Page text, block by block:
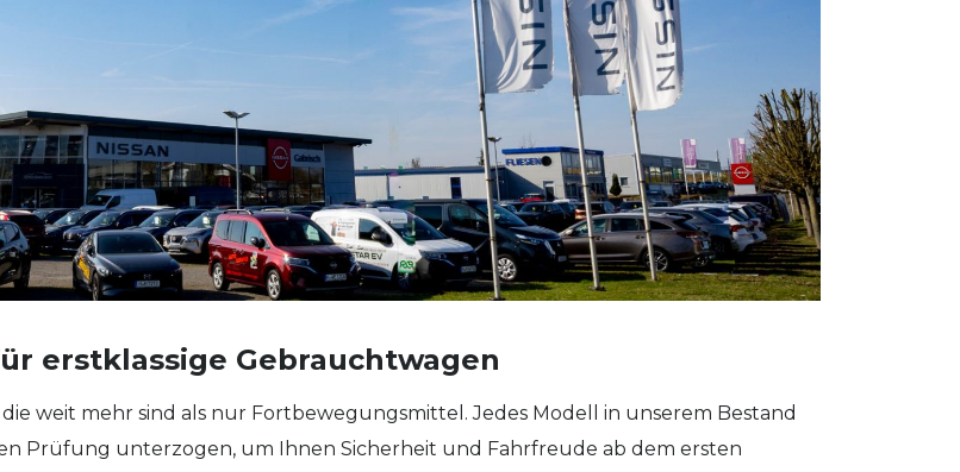
erstklassige Gebrauchtwagen
weit mehr sind als nur Fortbewegungsmittel. Jedes Modell in unserem Bestand
Prüfung unterzogen, um Ihnen Sicherheit und Fahrfreude ab dem ersten